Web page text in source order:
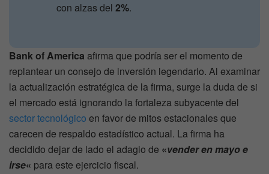
con alzas del2%.
Bank of America afirma que podría ser el momento de
replantear un consejo de inversión legendario. Al examinar
la actualización estratégica de la firma, surge la duda de si
el mercado está ignorando la fortaleza subyacente del
sector tecnológico en favor de mitos estacionales que
carecen de respaldo estadístico actual. La firma ha
decidido dejar de lado el adagio de «vender en mayo e
irse« para este ejercicio fiscal.